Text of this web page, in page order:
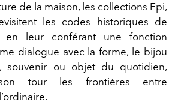
de la maison, les collections Epi,
les codes historiques de
en leur conférant une fonction
dialogue avec la forme, le bijou
souvenir ou objet du quotidien,
tour les frontières entre